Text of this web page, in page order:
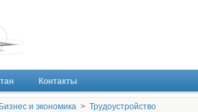
Контакты
Бизнес и экономика > Трудоустройство